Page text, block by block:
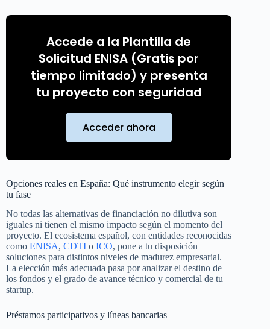
Accede a la Plantilla de
Solicitud ENISA (Gratis por
tiempo limitado) y presenta
tu proyecto con seguridad
Acceder ahora
Opciones reales en España: Qué instrumento elegir según
tu fase
No todas las alternativas de financiación no dilutiva son
iguales ni tienen el mismo impacto según el momento del
proyecto. El ecosistema español, con entidades reconocidas
como ENISA, CDTI o ICO, pone a tu disposición
soluciones para distintos niveles de madurez empresarial.
La elección más adecuada pasa por analizar el destino de
los fondos y el grado de avance técnico y comercial de tu
startup.
Préstamos participativos y líneas bancarias